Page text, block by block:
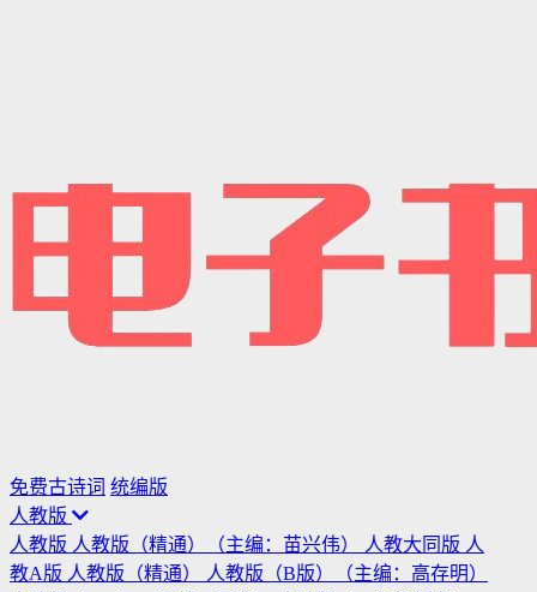
免费古诗词 统编版
人教版
人教版 人教版（精通）（主编：苗兴伟） 人教大同版 人
教A版 人教版（精通）
人教版（B版）（主编：高存明）